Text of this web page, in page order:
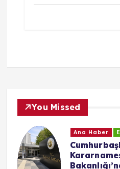
You Missed
Ana Haber